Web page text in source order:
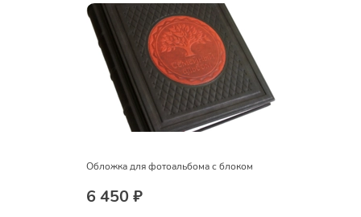
Обложка для фотоальбома с блоком
6 450 ₽